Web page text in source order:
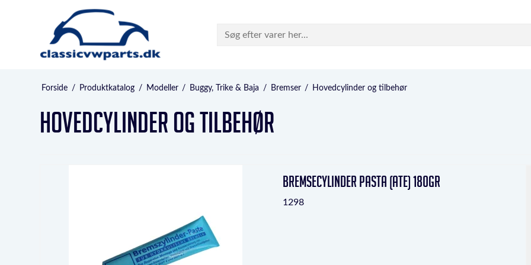
Forside / Produktkatalog / Modeller / Buggy, Trike & Baja / Bremser / Hovedcylinder og tilbehør
Hovedcylinder og tilbehør
Bremsecylinder pasta (ATE) 180gr
1298